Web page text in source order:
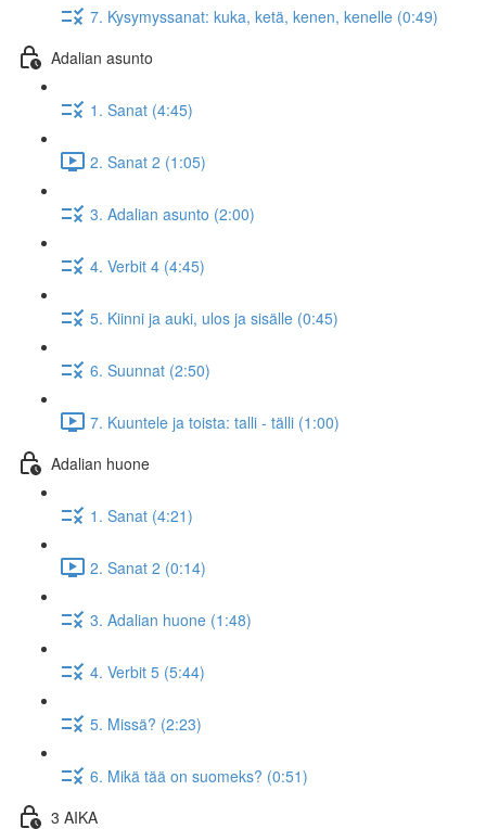
7. Kysymyssanat: kuka, ketä, kenen, kenelle (0:49)
Adalian asunto
1. Sanat (4:45)
2. Sanat 2 (1:05)
3. Adalian asunto (2:00)
4. Verbit 4 (4:45)
5. Kiinni ja auki, ulos ja sisälle (0:45)
6. Suunnat (2:50)
7. Kuuntele ja toista: talli - tälli (1:00)
Adalian huone
1. Sanat (4:21)
2. Sanat 2 (0:14)
3. Adalian huone (1:48)
4. Verbit 5 (5:44)
5. Missä? (2:23)
6. Mikä tää on suomeks? (0:51)
3 AIKA